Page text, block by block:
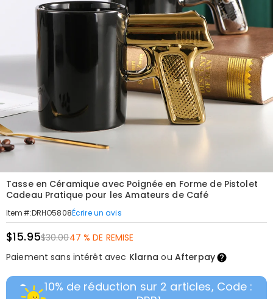
Tasse en Céramique avec Poignée en Forme de Pistolet
Cadeau Pratique pour les Amateurs de Café
Item#:DRHO5808Écrire un avis
$15.95$30.0047 % DE REMISE
Paiement sans intérêt avec Klarna ou Afterpay
10% de réduction sur 2 articles, Code :